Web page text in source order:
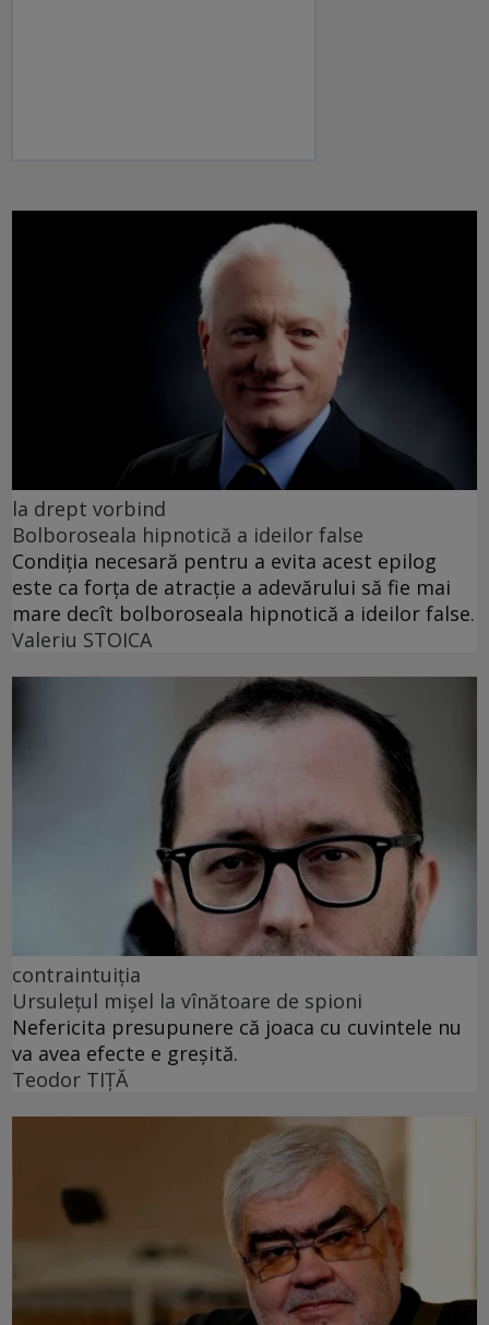
la drept vorbind
Bolboroseala hipnotică a ideilor false
Condiția necesară pentru a evita acest epilog
este ca forța de atracție a adevărului să fie mai
mare decît bolboroseala hipnotică a ideilor false.
Valeriu STOICA
contraintuiția
Ursulețul mișel la vînătoare de spioni
Nefericita presupunere că joaca cu cuvintele nu
va avea efecte e greșită.
Teodor TIŢĂ